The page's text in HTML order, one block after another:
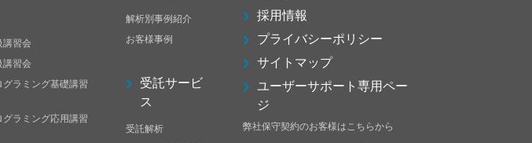
講習会
講習会
ラミング基礎講習
ラミング応用講習
解析別事例紹介
お客様事例
受託サービ
ス
受託解析
採用情報
プライバシーポリシー
サイトマップ
ユーザーサポート専用ペー
ジ
弊社保守契約のお客様はこちらから